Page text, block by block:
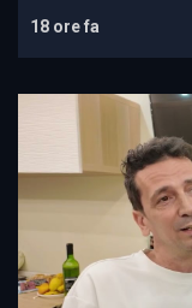
18 ore fa